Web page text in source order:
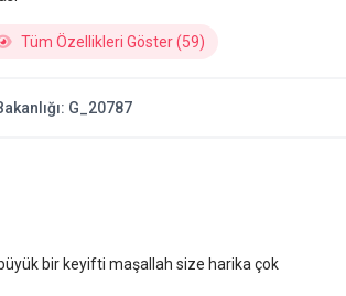
Tüm Özellikleri Göster (59)
G_20787
bir keyifti maşallah size harika çok